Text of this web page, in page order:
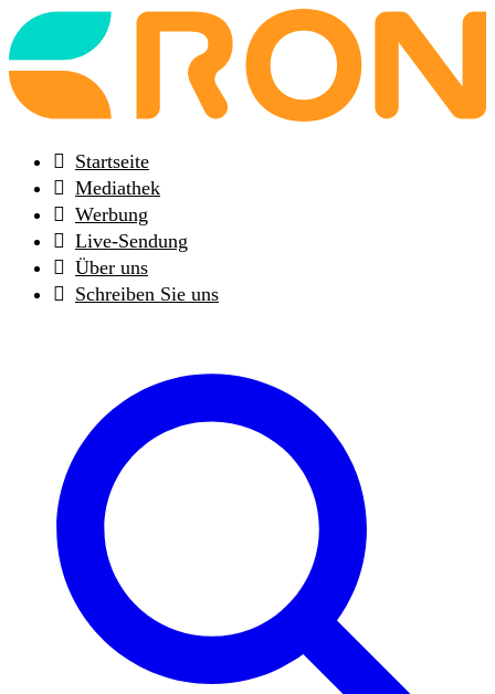
Back
to
frontpage
Startseite
Mediathek
Werbung
Live-Sendung
Über uns
Schreiben Sie uns